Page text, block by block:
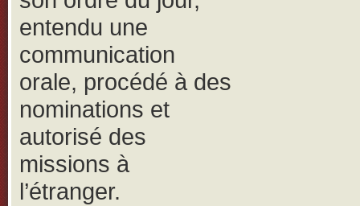
entendu une
communication
orale, procédé à des
nominations et
autorisé des
missions à
l’étranger.